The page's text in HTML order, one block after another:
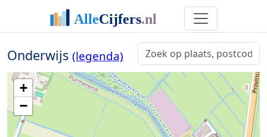
Onderwijs (legenda)
+
−